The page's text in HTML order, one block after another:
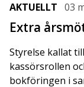
AKTUELLT 03
Extra
Styrelse kallat
kassörsrollen
bokföringen i